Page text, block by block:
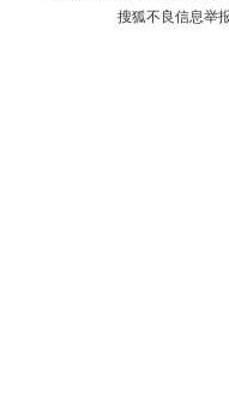
搜狐不良信息举